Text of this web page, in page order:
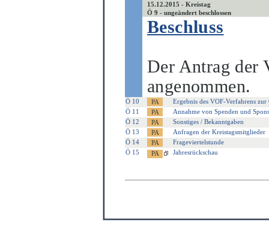
15.12.2015 - Kreistag
Ö 9 - ungeändert beschlossen
Beschluss
Der Antrag der
angenommen.
Ö 10
Ergebnis des VOF-Verfahrens
Ö 11
Annahme von Spenden und
Ö 12
Sonstiges / Bekanntgaben
Ö 13
Anfragen der Kreistagsmitglieder
Ö 14
Frageviertelstunde
Ö 15
Jahresrückschau